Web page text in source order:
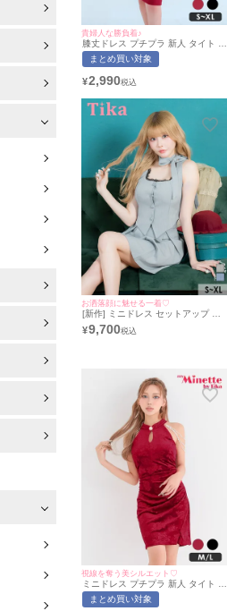
貴婦人な勝負着♪
膝丈ドレス プチプラ 新人 タイト セ
クシー 半袖 低身長 谷間 ワインレ
ッド 肩フリル Vネック フォーマル
用/S~XLサイズ対応) | myMinette/マ
まとめ買い対象
¥2,990
お洒落顔に魅せる一着♡
[新作] ミニドレス セットアップ ノ
ースリーブ ピンストライプ レース
ネックリボン付き プリーツ グレー
¥9,700
視線を奪う美シルエット♡
ミニドレス プチプラ 新人 タイト ス
リット ホルターネック セクシー ラ
ウンジ 花柄 低身長 谷間 肩あき パ
まとめ買い対象